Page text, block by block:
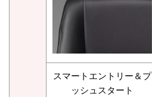
スマートエントリー＆プ
ッシュスタート